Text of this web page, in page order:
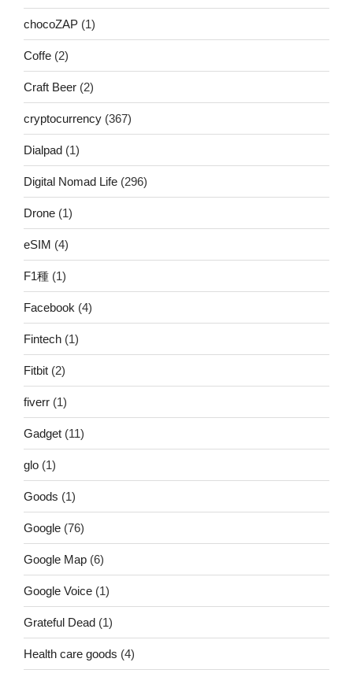
chocoZAP (1)
Coffe (2)
Craft Beer (2)
cryptocurrency (367)
Dialpad (1)
Digital Nomad Life (296)
Drone (1)
eSIM (4)
F1種 (1)
Facebook (4)
Fintech (1)
Fitbit (2)
fiverr (1)
Gadget (11)
glo (1)
Goods (1)
Google (76)
Google Map (6)
Google Voice (1)
Grateful Dead (1)
Health care goods (4)